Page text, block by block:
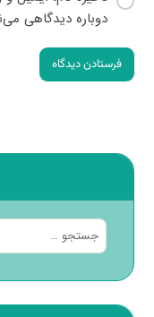
دوباره دیدگاهی
فرستادن دیدگاه